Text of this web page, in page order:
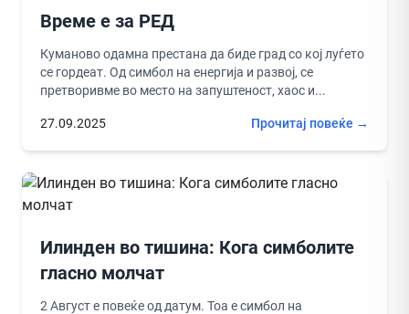
Време е за РЕД
Куманово одамна престана да биде град со кој луѓето
се гордеат. Од симбол на енергија и развој, се
претворивме во место на запуштеност, хаос и...
27.09.2025 Прочитај повеќе →
Илинден во тишина: Кога симболите
гласно молчат
2 Август е повеќе од датум. Тоа е симбол на